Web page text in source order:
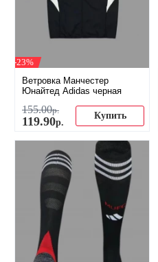
-23%
Ветровка Манчестер
Юнайтед Adidas черная
155.00р.
119.90р.
Купить